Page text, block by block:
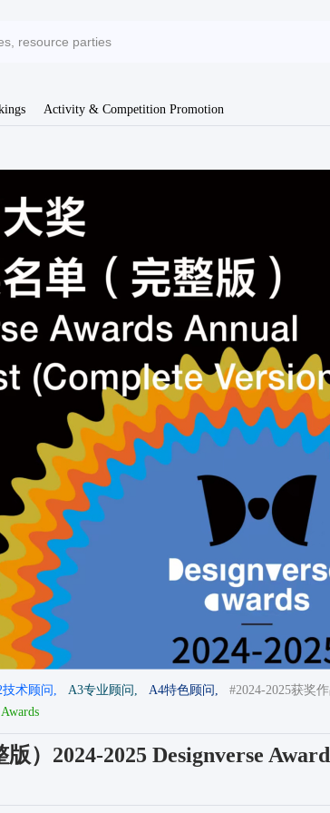
Activity & Competition Promotion
技术顾问, A3专业顾问, A4特色顾问,
#2024-2025获奖
）2024-2025 Designverse